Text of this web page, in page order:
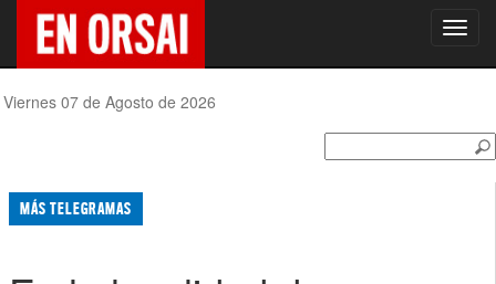
Viernes 07 de Agosto de 2026
MÁS TELEGRAMAS